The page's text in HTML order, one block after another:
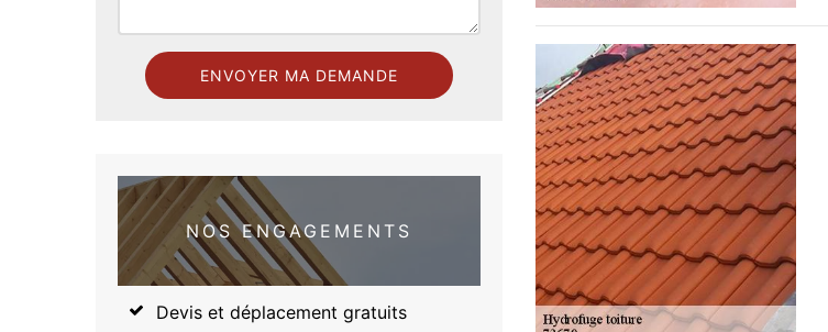
NOS ENGAGEMENTS
Devis et déplacement gratuits